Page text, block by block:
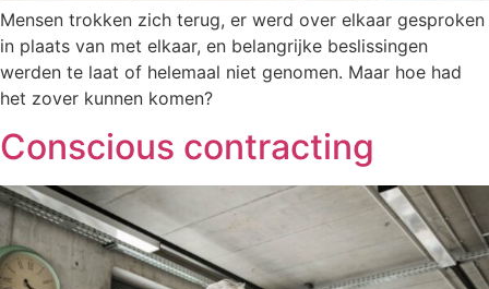
Mensen trokken zich terug, er werd over elkaar gesproken
in plaats van met elkaar, en belangrijke beslissingen
werden te laat of helemaal niet genomen. Maar hoe had
het zover kunnen komen?
Conscious contracting